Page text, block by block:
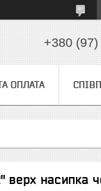
+380
ОПЛАТА
верх насипка